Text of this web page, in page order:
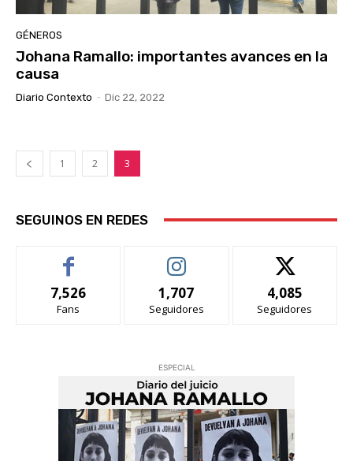
GÉNEROS
Johana Ramallo: importantes avances en la
causa
Diario Contexto - Dic 22, 2022
1 2 3
SEGUINOS EN REDES
7,526
Fans
1,707
Seguidores
4,085
Seguidores
ESPECIAL